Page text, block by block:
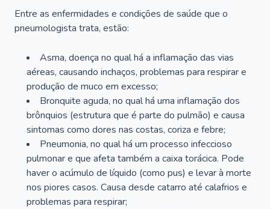
Entre as enfermidades e condições de saúde que o
pneumologista trata, estão:
Asma, doença no qual há a inflamação das vias
aéreas, causando inchaços, problemas para respirar e
produção de muco em excesso;
Bronquite aguda, no qual há uma inflamação dos
brônquios (estrutura que é parte do pulmão) e causa
sintomas como dores nas costas, coriza e febre;
Pneumonia, no qual há um processo infeccioso
pulmonar e que afeta também a caixa torácica. Pode
haver o acúmulo de líquido (como pus) e levar à morte
nos piores casos. Causa desde catarro até calafrios e
problemas para respirar;